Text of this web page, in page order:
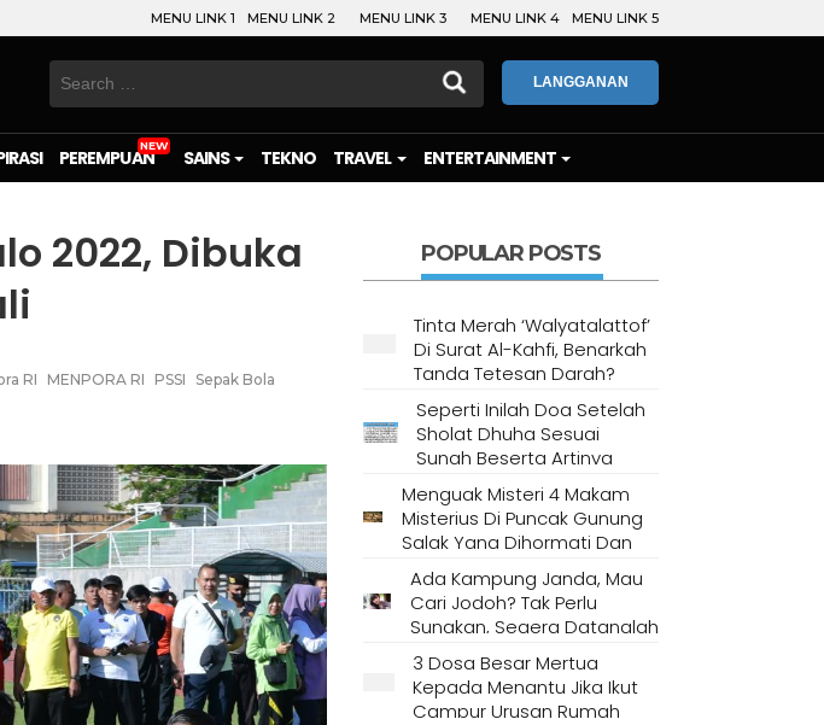
MENU LINK 1 MENU LINK 2 MENU LINK 3 MENU LINK 4 MENU LINK 5
Search
LANGGANAN
PEREMPUAN SAINS TEKNO TRAVEL ENTERTAINMENT
2022, Dibuka
RI MENPORA RI PSSI Sepak Bola
POPULAR POSTS
Tinta Merah ‘Walyatalattof’
Di Surat Al-Kahfi, Benarkah
Tanda Tetesan Darah?
Seperti Inilah Doa Setelah
Sholat Dhuha Sesuai
Sunah Beserta Artinya
Menguak Misteri 4 Makam
Misterius Di Puncak Gunung
Salak Yang Dihormati Dan
Dianggap Tempat Suci Oleh
Masyarakat Setempat
Ada Kampung Janda, Mau
Cari Jodoh? Tak Perlu
Sungkan, Segera Datanglah
Ke Desa Ini
3 Dosa Besar Mertua
Kepada Menantu Jika Ikut
Campur Urusan Rumah